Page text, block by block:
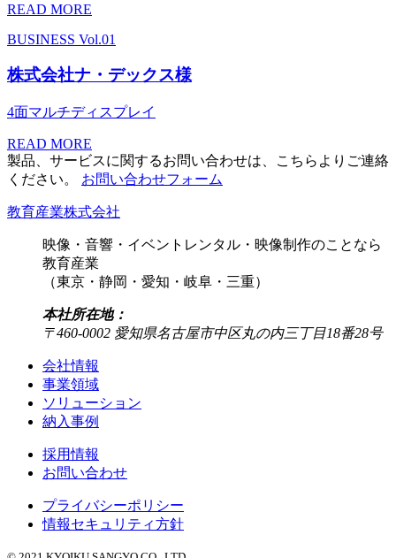
READ MORE
BUSINESS Vol.01
株式会社ナ・デックス様
4面マルチディスプレイ
READ MORE
製品、サービスに関するお問い合わせは、こちらよりご連絡
ください。 お問い合わせフォーム
教育産業株式会社
映像・音響・イベントレンタル・映像制作のことなら
教育産業
（東京・静岡・愛知・岐阜・三重）
本社所在地：
〒460-0002 愛知県名古屋市中区丸の内三丁目18番28号
会社情報
事業領域
ソリューション
納入事例
採用情報
お問い合わせ
プライバシーポリシー
情報セキュリティ方針